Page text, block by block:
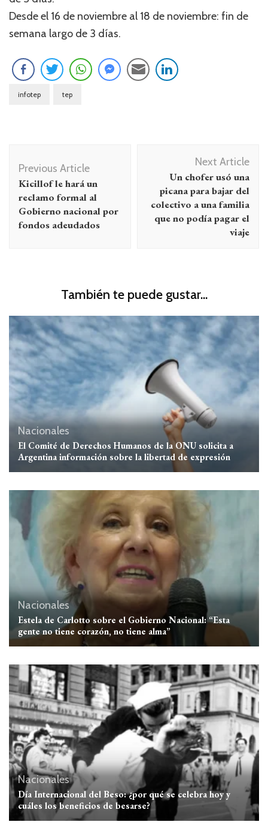
Desde el 16 de noviembre al 18 de noviembre: fin de
semana largo de 3 días.
infotep tep
de
entradas
Previous Article
Kicillof le hará un
reclamo formal al
Gobierno nacional por
fondos adeudados
Next Article
Un chofer usó una
picana para bajar del
colectivo a una familia
que no podía pagar el
viaje
También te puede gustar...
Nacionales
El Comité de Derechos Humanos de la ONU solicita a
Argentina información sobre la libertad de expresión
Nacionales
Estela de Carlotto sobre el Gobierno Nacional: “Esta
gente no tiene corazón, no tiene alma”
Nacionales
Día Internacional del Beso: ¿por qué se celebra hoy y
cuáles los beneficios de besarse?